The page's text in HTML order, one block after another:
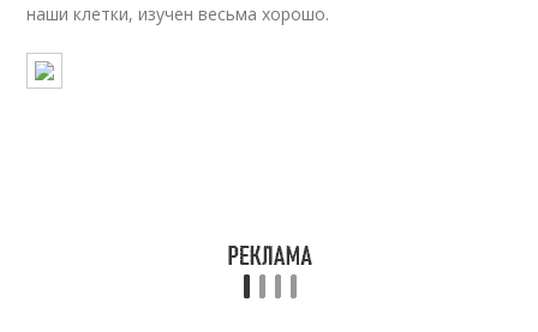
наши клетки, изучен весьма хорошо.